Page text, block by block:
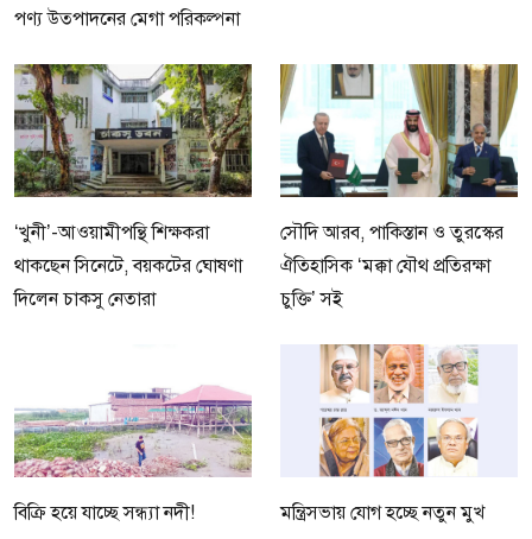
পণ্য উত্পাদনের মেগা পরিকল্পনা
‘খুনী’-আওয়ামীপন্থি শিক্ষকরা
থাকছেন সিনেটে, বয়কটের ঘোষণা
দিলেন চাকসু নেতারা
সৌদি আরব, পাকিস্তান ও তুরস্কের
ঐতিহাসিক ‘মক্কা যৌথ প্রতিরক্ষা
চুক্তি’ সই
বিক্রি হয়ে যাচ্ছে সন্ধ্যা নদী! মন্ত্রিসভায় যোগ হচ্ছে নতুন মুখ